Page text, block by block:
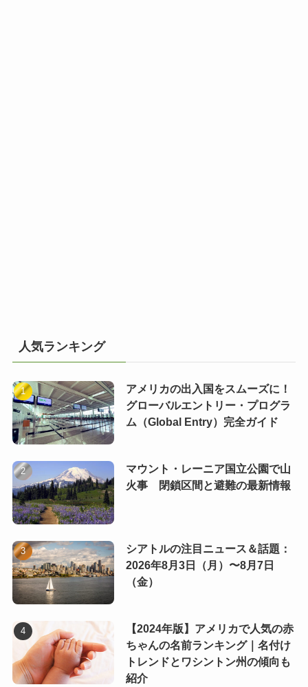
人気ランキング
アメリカの出入国をスムーズに！
グローバルエントリー・プログラ
ム（Global Entry）完全ガイド
マウント・レーニア国立公園で山
火事 閉鎖区間と避難の最新情報
シアトルの注目ニュース＆話題：
2026年8月3日（月）〜8月7日
（金）
【2024年版】アメリカで人気の赤
ちゃんの名前ランキング｜名付け
トレンドとワシントン州の傾向も
紹介